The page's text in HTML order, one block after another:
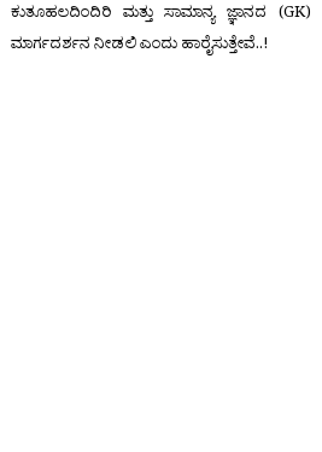
ಕುತೂಹಲದಿಂದಿರಿ ಮತ್ತುಸಾಮಾನ್ಯ ಜ್ಞಾನದ (GK)
ಮಾರ್ಗದರ್ಶನ ನೀಡಲಿ ಎಂದು ಹಾರೈಸುತ್ತೇವೆ..!